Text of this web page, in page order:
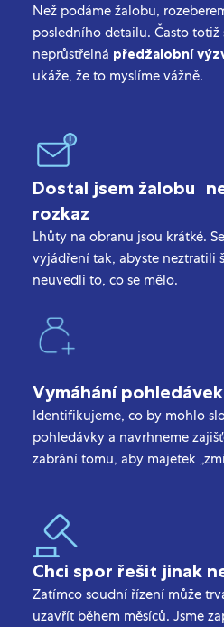
Než podáme žalobu,
posledního detailu. Často totiž
neprůstřelná předžalobní
ukáže, že to myslíme vážně.
Dostal jsem žalobu
rozkaz
Lhůty na obranu jsou krátké.
vyjádření tak, abyste neztratili
neuvedli to, co se mělo.
Vymáhání
Identifikujeme, co by mohlo
pohledávky a navrhneme
zabrání tomu, aby majetek
Chci spor řešit jinak
Zatímco soudní řízení může
uzavřít během měsíců. Jsme